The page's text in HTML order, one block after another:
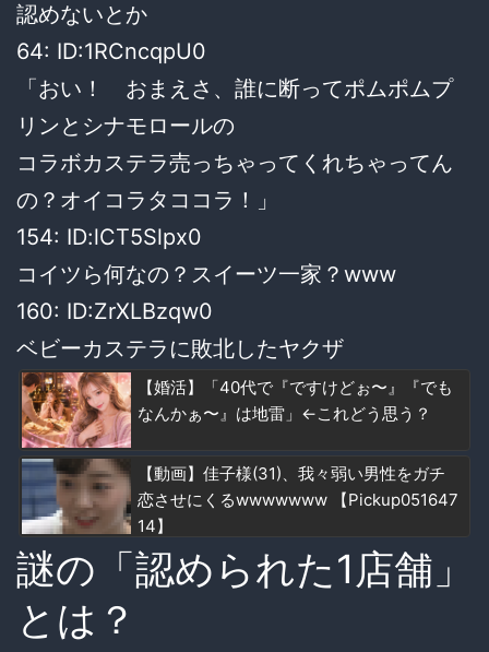
認めないとか
64: ID:1RCncqpU0
「おい！ おまえさ、誰に断ってポムポムプ
リンとシナモロールの
コラボカステラ売っちゃってくれちゃってん
の？オイコラタココラ！」
154: ID:lCT5Slpx0
コイツら何なの？スイーツ一家？www
160: ID:ZrXLBzqw0
ベビーカステラに敗北したヤクザ
【婚活】「40代で『ですけどぉ〜』『でも
なんかぁ〜』は地雷」←これどう思う？
【動画】佳子様(31)、我々弱い男性をガチ
恋させにくるwwwwwww 【Pickup051647
14】
謎の「認められた1店舗」
とは？